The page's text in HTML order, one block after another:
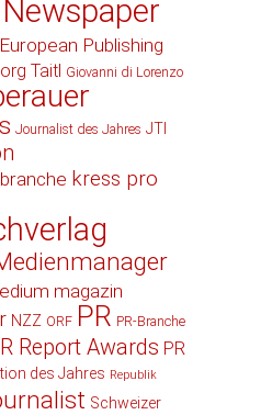
European Publishing
Taitl Giovanni di Lorenzo
Journalist des Jahres JTI
kress pro
magazin
NZZ ORF PR PR-Branche
Report Awards PR
des Jahres Republik
Schweizer